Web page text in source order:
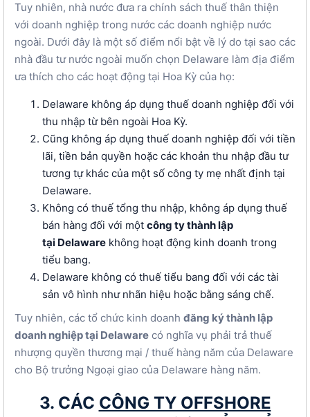
Tuy nhiên, nhà nước đưa ra chính sách thuế thân thiện
với doanh nghiệp trong nước các doanh nghiệp nước
ngoài. Dưới đây là một số điểm nổi bật về lý do tại sao các
nhà đầu tư nước ngoài muốn chọn Delaware làm địa điểm
ưa thích cho các hoạt động tại Hoa Kỳ của họ:
Delaware không áp dụng thuế doanh nghiệp đối với
thu nhập từ bên ngoài Hoa Kỳ.
Cũng không áp dụng thuế doanh nghiệp đối với tiền
lãi, tiền bản quyền hoặc các khoản thu nhập đầu tư
tương tự khác của một số công ty mẹ nhất định tại
Delaware.
Không có thuế tổng thu nhập, không áp dụng thuế
bán hàng đối với một công ty thành lập
tại Delaware không hoạt động kinh doanh trong
tiểu bang.
Delaware không có thuế tiểu bang đối với các tài
sản vô hình như nhãn hiệu hoặc bằng sáng chế.
Tuy nhiên, các tổ chức kinh doanh đăng ký thành lập
doanh nghiệp tại Delaware có nghĩa vụ phải trả thuế
nhượng quyền thương mại / thuế hàng năm của Delaware
cho Bộ trưởng Ngoại giao của Delaware hàng năm.
3. CÁC CÔNG TY OFFSHORE